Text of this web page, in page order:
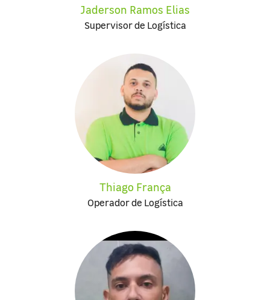
Jaderson Ramos Elias
Supervisor de Logística
Thiago França
Operador de Logística